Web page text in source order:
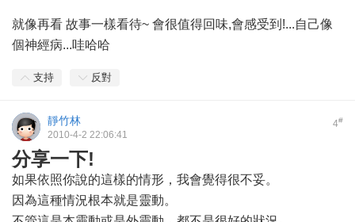
就像再看 故事一樣看待~ 會很值得回味,會感受到!...自己像
個神經病...哇哈哈
支持 反對
4#
靜竹林
2010-4-2 22:06:41
分享一下!
如果依照你說的這樣的情形，我會覺得很不妥。
因為這種情況根本就是靈動。